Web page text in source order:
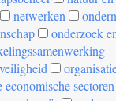
netwerken
onderzoek
economische sectoren